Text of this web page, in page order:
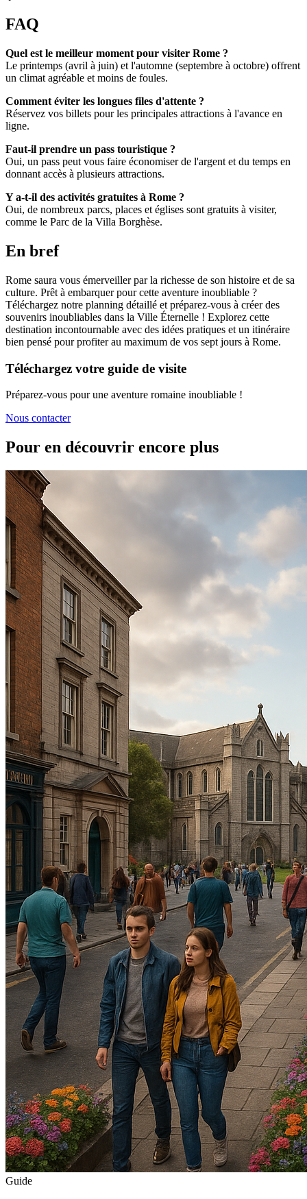
FAQ
Quel est le meilleur moment pour visiter Rome ?
Le printemps (avril à juin) et l'automne (septembre à octobre) offrent
un climat agréable et moins de foules.
Comment éviter les longues files d'attente ?
Réservez vos billets pour les principales attractions à l'avance en
ligne.
Faut-il prendre un pass touristique ?
Oui, un pass peut vous faire économiser de l'argent et du temps en
donnant accès à plusieurs attractions.
Y a-t-il des activités gratuites à Rome ?
Oui, de nombreux parcs, places et églises sont gratuits à visiter,
comme le Parc de la Villa Borghèse.
En bref
Rome saura vous émerveiller par la richesse de son histoire et de sa
culture. Prêt à embarquer pour cette aventure inoubliable ?
Téléchargez notre planning détaillé et préparez-vous à créer des
souvenirs inoubliables dans la Ville Éternelle ! Explorez cette
destination incontournable avec des idées pratiques et un itinéraire
bien pensé pour profiter au maximum de vos sept jours à Rome.
Téléchargez votre guide de visite
Préparez-vous pour une aventure romaine inoubliable !
Nous contacter
Pour en découvrir encore plus
Guide